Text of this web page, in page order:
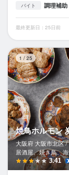
バイト 調理補助
最終更新日：25日前
1 / 25
焼鳥ホルモン
大阪府 大阪市北区 /
居酒屋、焼き鳥、
3.41